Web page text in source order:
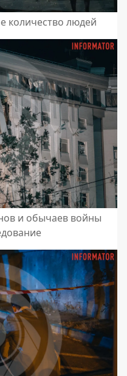
количество людей
и обычаев войны